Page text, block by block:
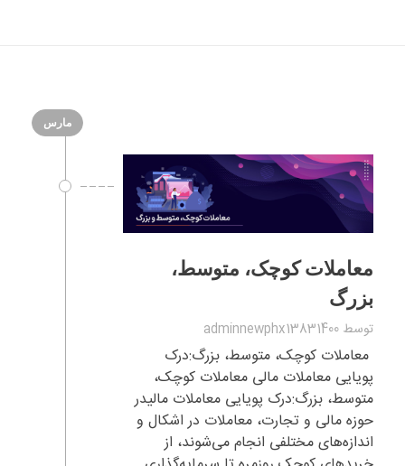
مارس
معاملات کوچک، متوسط،
بزرگ
توسط adminnewphx13831400
معاملات کوچک، متوسط، بزرگ:درک
پویایی معاملات مالی معاملات کوچک،
متوسط، بزرگ:درک پویایی معاملات مالیدر
حوزه مالی و تجارت، معاملات در اشکال و
اندازه‌های مختلفی انجام می‌شوند، از